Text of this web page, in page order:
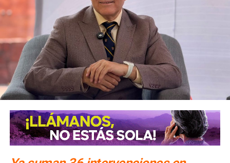
La invitación para visitar el Musag continúa abierta para
escuelas, universidades, asociaciones y grupos
organizados.
Para agendar una visita, se puede llamar a Acuatel al 444-
123-64-00 o bien contactar a través de las redes oficiales
de Interapas. Crece interés por conocer el museo del
También lee:Interapas va por más plantas de tratamiento